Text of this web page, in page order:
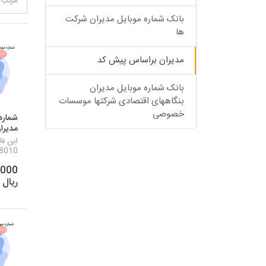
بانک شماره موبایل مدیران شرکت
ها
مدیران براساس پیش کد
بانک شماره موبایل مدیران
بنگاههای اقتصادی شرکتها موسسات
خصوصی
این
و م...
ریال